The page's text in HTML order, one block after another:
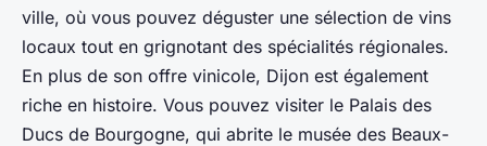
ville, où vous pouvez déguster une sélection de vins
locaux tout en grignotant des spécialités régionales.
En plus de son offre vinicole, Dijon est également
riche en histoire. Vous pouvez visiter le Palais des
Ducs de Bourgogne, qui abrite le musée des Beaux-